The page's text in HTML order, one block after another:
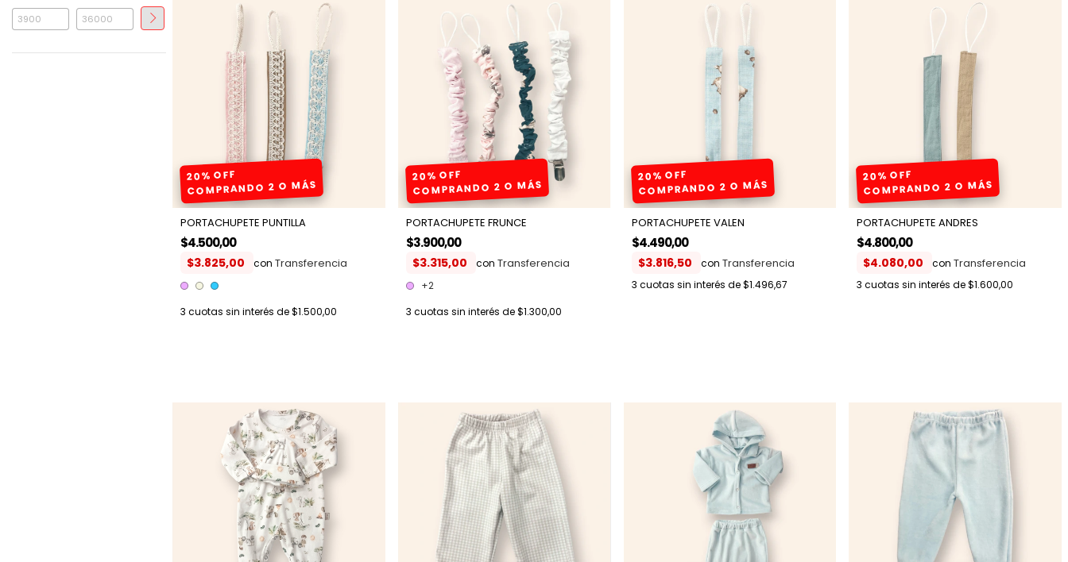
20% OFF
COMPRANDO 2 O MÁS
PORTACHUPETE PUNTILLA
$4.500,00
$3.825,00 con
3 cuotas sin interés de$1.500,00
20% OFF
COMPRANDO 2 O MÁS
PORTACHUPETE FRUNCE
$3.900,00
$3.315,00
con
+2
3 cuotas sin interés de$1.300,00
20% OFF
COMPRANDO 2 O MÁS
PORTACHUPETE VALEN
$4.490,00
$3.816,50
con
3 cuotas sin interés de$1.496,67
20% OFF
COMPRANDO 2 O MÁS
PORTACHUPETE ANDRES
$4.800,00
$4.080,00
con
3 cuotas sin interés de$1.600,00